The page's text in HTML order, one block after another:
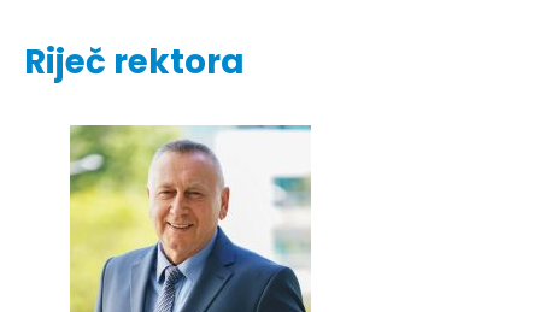
Riječ rektora